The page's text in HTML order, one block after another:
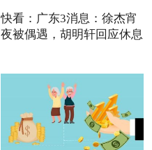
快看：广东3消息：徐杰宵
夜被偶遇，胡明轩回应休息